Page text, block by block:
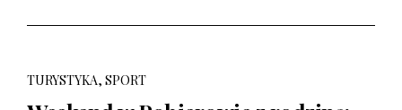
TURYSTYKA, SPORT